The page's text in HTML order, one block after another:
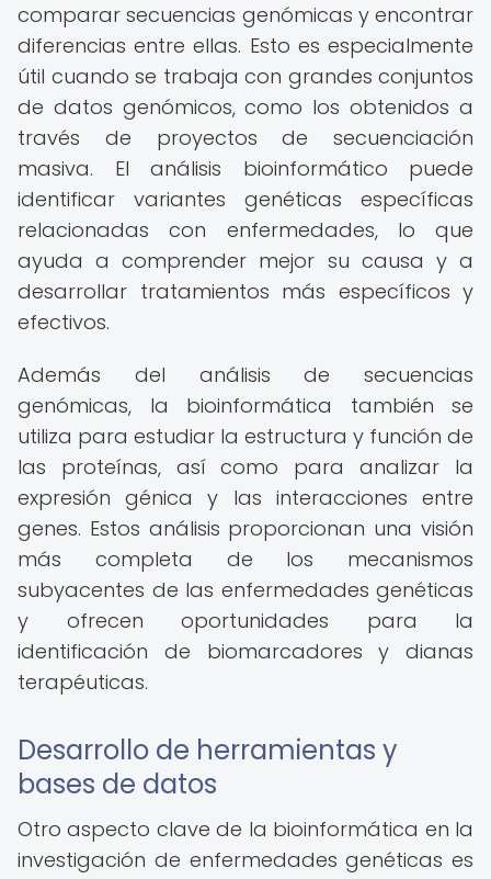
comparar secuencias genómicas y encontrar
diferencias entre ellas. Esto es especialmente
útil cuando se trabaja con grandes conjuntos
de datos genómicos, como los obtenidos a
través de proyectos de secuenciación
masiva. El análisis bioinformático puede
identificar variantes genéticas específicas
relacionadas con enfermedades, lo que
ayuda a comprender mejor su causa y a
desarrollar tratamientos más específicos y
efectivos.
Además del análisis de secuencias
genómicas, la bioinformática también se
utiliza para estudiar la estructura y función de
las proteínas, así como para analizar la
expresión génica y las interacciones entre
genes. Estos análisis proporcionan una visión
más completa de los mecanismos
subyacentes de las enfermedades genéticas
y ofrecen oportunidades para la
identificación de biomarcadores y dianas
terapéuticas.
Desarrollo de herramientas y
bases de datos
Otro aspecto clave de la bioinformática en la
investigación de enfermedades genéticas es